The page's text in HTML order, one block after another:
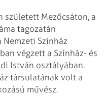
született Mezőcsáton, a
tagozatán
Színház
végzett a Színház- és
István osztályában.
társulatának volt a
művész.